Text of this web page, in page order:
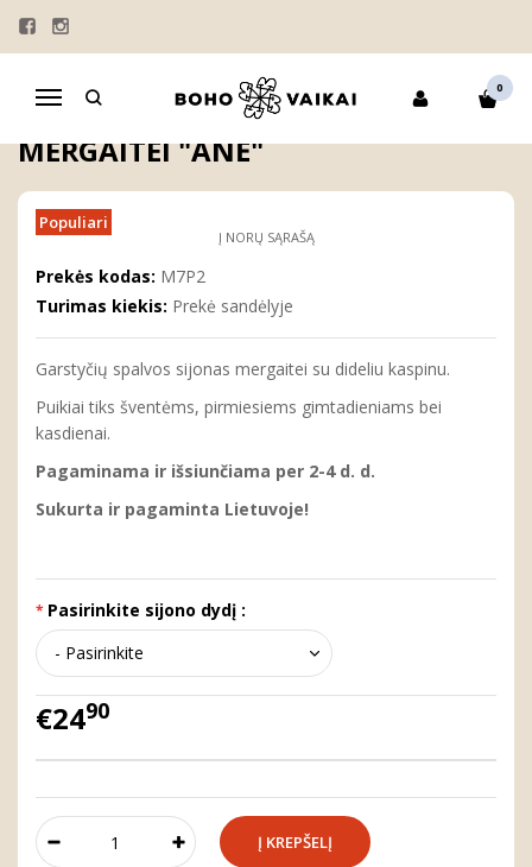
Navigacija
0
Pagrindinis
Garstyčių spalvos sijonas mergaitei "Anė"
GARSTYČIŲ SPALVOS SIJONAS
MERGAITEI "ANĖ"
Populiari
Į NORŲ SĄRAŠĄ
Prekės kodas: M7P2
Turimas kiekis: Prekė sandėlyje
Garstyčių spalvos sijonas mergaitei su dideliu kaspinu.
Puikiai tiks šventėms, pirmiesiems gimtadieniams bei
kasdienai.
Pagaminama ir išsiunčiama per 2-4 d. d.
Sukurta ir pagaminta Lietuvoje!
Pasirinkite sijono dydį :
€2490